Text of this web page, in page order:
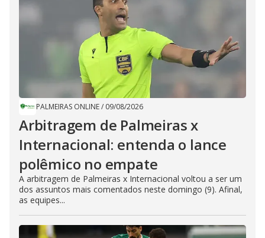
PALMEIRAS ONLINE/ 09/08/2026
Arbitragem de Palmeiras x
Internacional: entenda o lance
polêmico no empate
A arbitragem de Palmeiras x Internacional voltou a ser um
dos assuntos mais comentados neste domingo (9). Afinal,
as equipes...